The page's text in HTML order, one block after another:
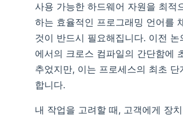
사용 가능한 하드웨어 자원을 최적
하는 효율적인 프로그래밍 언어를
것이 반드시 필요해집니다. 이전 논
에서의 크로스 컴파일의 간단함에
추었지만, 이는 프로세스의 최초 단
합니다.
내 작업을 고려할 때, 고객에게 장